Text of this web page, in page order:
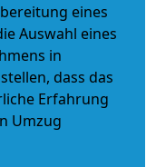
eines
Auswahl eines
in
dass das
Erfahrung
Umzug